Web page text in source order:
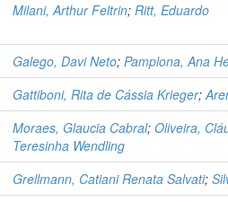
Milani, Arthur Feltrin; Ritt, Eduardo
Galego, Davi Neto; Pamplona, Ana
Gattiboni, Rita de Cássia Krieger;
Moraes, Glaucia Cabral; Oliveira,
Teresinha Wendling
Grellmann, Catiani Renata Salvati;